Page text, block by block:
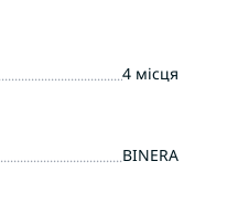
4 місця
BINERA